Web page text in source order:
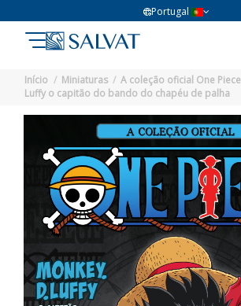
Portugal
Início Miniaturas A coleção oficial One Piece
Luffy o capitão do bando do chapéu de palha